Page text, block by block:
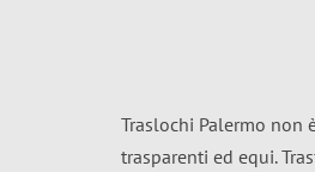
Traslochi Palermo non
trasparenti ed equi.